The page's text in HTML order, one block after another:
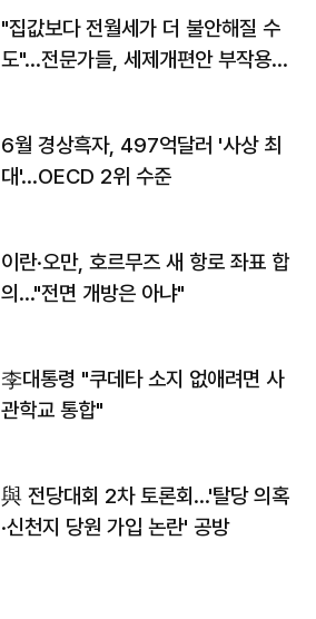
"집값보다 전월세가 더 불안해질 수
도"…전문가들, 세제개편안 부작용
6월 경상흑자, 497억달러 '사상 최
대'…OECD 2위 수준
이란·오만, 호르무즈 새 항로 좌표 합
의…"전면 개방은 아냐"
李대통령 "쿠데타 소지 없애려면 사
관학교 통합"
與 전당대회 2차 토론회…'탈당 의혹
·신천지 당원 가입 논란' 공방